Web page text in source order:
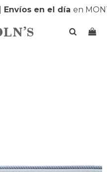
Envíos en el díaen